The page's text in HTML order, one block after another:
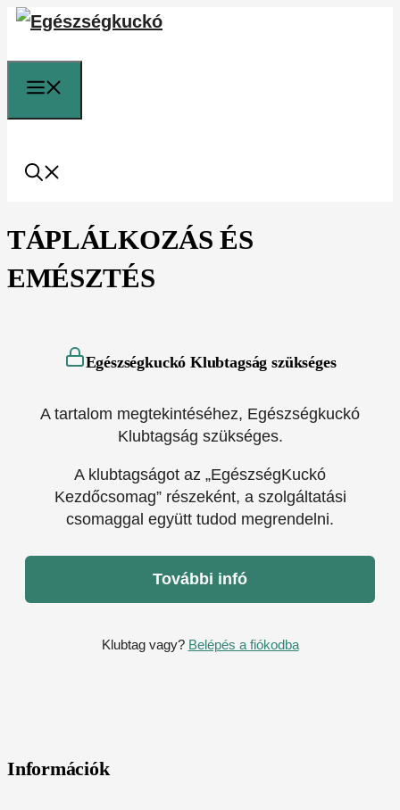
Kilépés
TÁPLÁLKOZÁS ÉS
EMÉSZTÉS
Egészségkuckó Klubtagság szükséges
A tartalom megtekintéséhez, Egészségkuckó
Klubtagság szükséges.
A klubtagságot az „EgészségKuckó
Kezdőcsomag” részeként, a szolgáltatási
csomaggal együtt tudod megrendelni.
További infó
Klubtag vagy? Belépés a fiókodba
Információk